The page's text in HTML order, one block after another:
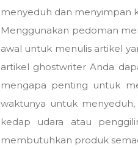
menyeduh dan menyimpan
Menggunakan pedoman
awal untuk menulis artikel
artikel ghostwriter Anda
mengapa penting untuk
waktunya untuk
kedap udara atau
membutuhkan produk